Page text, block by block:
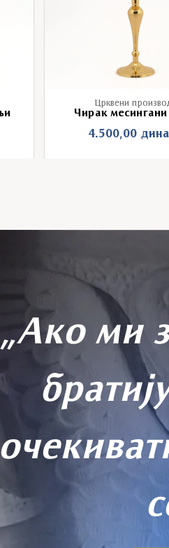
Црквени
Чирак
4.500,00
„Ако ми